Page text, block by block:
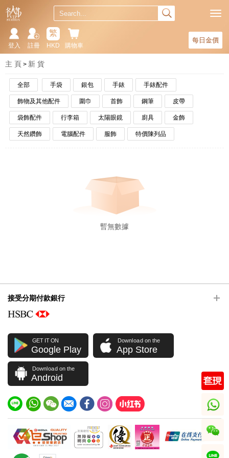
每日金價
購物車
繁
HKD
註冊
登入
主 頁 新 貨
全部 手袋 銀包 手錶 手錶配件
飾物及其他配件 圍巾 首飾 鋼筆 皮帶
袋飾配件 行李箱 太陽眼鏡 廚具 金飾
天然鑽飾 電腦配件 服飾 特價陳列品
暫無數據
接受分期付款銀行
GET IT ON
Google Play
Download on the
App Store
Download on the
Android
whatsapp